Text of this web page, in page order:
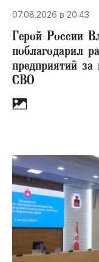
07.08.2026 в 20:43
Герой России
поблагодарил
предприятий
СВО